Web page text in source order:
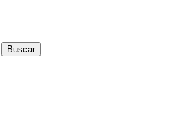
Buscar